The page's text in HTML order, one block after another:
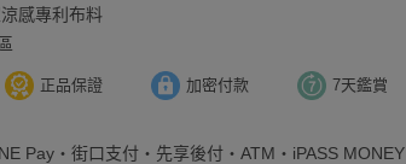
感專利布料
正品保證 加密付款 7天鑑賞
Pay・街口支付・先享後付・ATM・iPASS MONEY